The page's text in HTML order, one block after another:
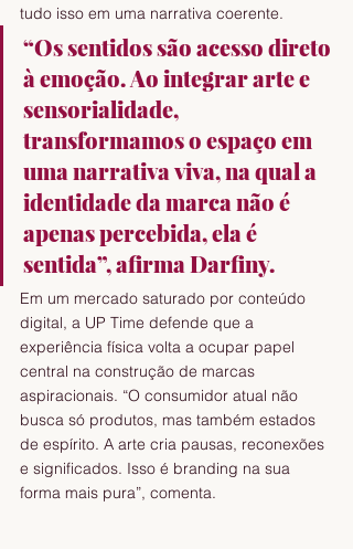
tudo isso em uma narrativa coerente.
“Os sentidos são acesso direto
à emoção. Ao integrar arte e
sensorialidade,
transformamos o espaço em
uma narrativa viva, na qual a
identidade da marca não é
apenas percebida, ela é
sentida”, afirma Darfiny.
Em um mercado saturado por conteúdo
digital, a UP Time defende que a
experiência física volta a ocupar papel
central na construção de marcas
aspiracionais. “O consumidor atual não
busca só produtos, mas também estados
de espírito. A arte cria pausas, reconexões
e significados. Isso é branding na sua
forma mais pura”, comenta.